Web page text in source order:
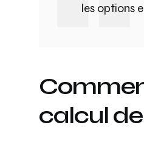
les options
calcul